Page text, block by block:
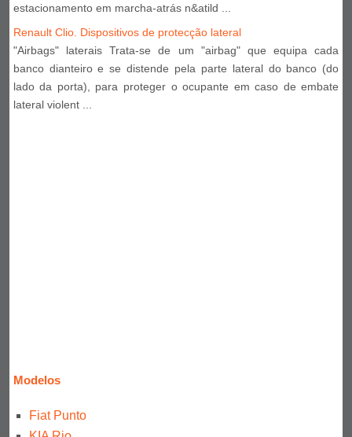
estacionamento em marcha-atrás n&atild ...
Renault Clio. Dispositivos de protecção lateral
"Airbags" laterais Trata-se de um "airbag" que equipa cada
banco dianteiro e se distende pela parte lateral do banco (do
lado da porta), para proteger o ocupante em caso de embate
lateral violent ...
Modelos
Fiat Punto